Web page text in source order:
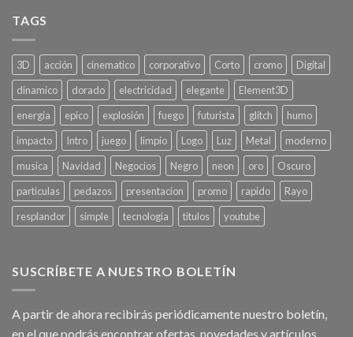
TAGS
3D acción cinematico corporativo Corto cromo
Digital
dinamico
dorado electricidad elegante
Element3D
energia
epico explosión fuego futurista glitch
humo
impacto
Intro juego limpio Logo Luz Metal
moderno
musica
Navidad Negocios Negro neon oro
Oscuro
particulas
pedazos presentacion promo rapido
Rayo
resplandor
simple tecnologia titulos youtube
SUSCRÍBETE A NUESTRO BOLETÍN
A partir de ahora recibirás periódicamente nuestro boletín,
en el que podrás encontrar ofertas, novedades y artículos